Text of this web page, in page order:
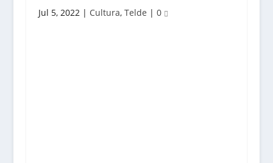
Jul 5, 2022| Cultura, Telde | 0